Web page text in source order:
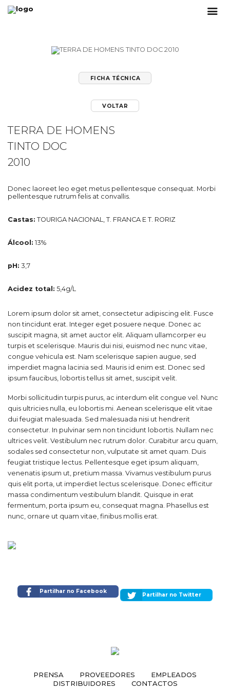
FICHA TÉCNICA
VOLTAR
TERRA DE HOMENS
TINTO DOC
2010
Donec laoreet leo eget metus pellentesque consequat. Morbi
pellentesque rutrum felis at convallis.
Castas: TOURIGA NACIONAL, T. FRANCA E T. RORIZ
Álcool: 13%
pH: 3,7
Acidez total: 5,4g/L
Lorem ipsum dolor sit amet, consectetur adipiscing elit. Fusce
non tincidunt erat. Integer eget posuere neque. Donec ac
suscipit magna, sit amet auctor elit. Aliquam ullamcorper eu
turpis et scelerisque. Mauris dui nisi, euismod nec nunc vitae,
congue vehicula est. Nam scelerisque sapien augue, sed
imperdiet magna lacinia sed. Mauris id enim est. Donec sed
ipsum faucibus, lobortis tellus sit amet, suscipit velit.
Morbi sollicitudin turpis purus, ac interdum elit congue vel. Nunc
quis ultricies nulla, eu lobortis mi. Aenean scelerisque elit vitae
dui feugiat malesuada. Sed malesuada nisi ut hendrerit
consectetur. In pulvinar sem non tincidunt lobortis. Nullam nec
ultrices velit. Vestibulum nec rutrum dolor. Curabitur arcu quam,
sodales sed consectetur non, vulputate sit amet quam. Duis
feugiat tristique lectus. Pellentesque eget ipsum aliquam,
venenatis ipsum ut, pretium massa. Vivamus vestibulum purus
quis elit porta, ut imperdiet lectus scelerisque. Donec efficitur
massa condimentum vestibulum blandit. Quisque in erat
fermentum, porta ipsum eu, consequat magna. Phasellus est
nunc, ornare ut quam vitae, finibus mollis erat.
Partilhar no Facebook
Partilhar no Twitter
PRENSA PROVEEDORES
EMPLEADOS
DISTRIBUIDORES
CONTACTOS